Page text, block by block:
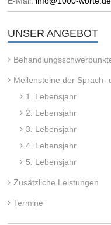
UNSER ANGEBOT
Meilensteine der Sprach-
1. Lebensjahr
2. Lebensjahr
3. Lebensjahr
4. Lebensjahr
5. Lebensjahr
Zusätzliche Leistungen
Termine